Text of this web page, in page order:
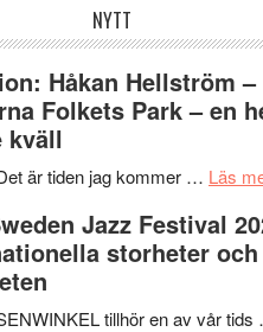
NYTT
Håkan Hellström –
Folkets Park – en
kväll
är tiden jag kommer … Läs
Jazz Festival
storheter och
tillhör en av vår